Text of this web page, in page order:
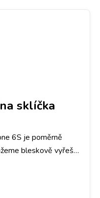
sklíčka
6S je poměrně
bleskově vyřešit!